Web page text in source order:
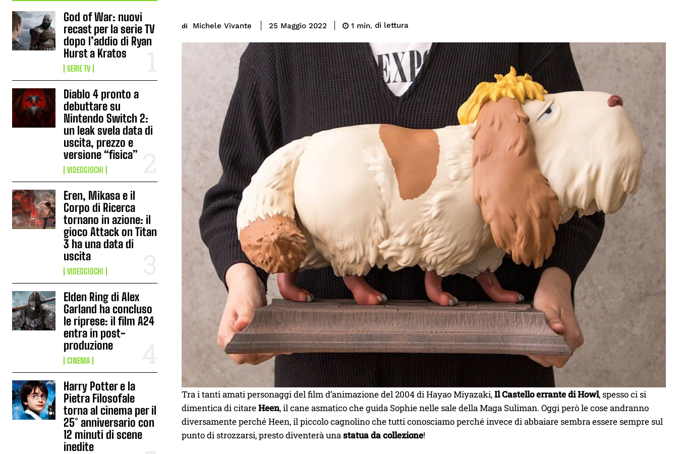
God of War: nuovi
recast per la serie TV
dopo l’addio di Ryan
Hurst a Kratos
SERIE TV
Diablo 4 pronto a
debuttare su
Nintendo Switch 2:
un leak svela data di
uscita, prezzo e
versione “fisica”
VIDEOGIOCHI
Eren, Mikasa e il
Corpo di Ricerca
tornano in azione: il
gioco Attack on Titan
3 ha una data di
uscita
VIDEOGIOCHI
Elden Ring di Alex
Garland ha concluso
le riprese: il film A24
entra in post-
produzione
CINEMA
Harry Potter e la
Pietra Filosofale
torna al cinema per il
25° anniversario con
12 minuti di scene
inedite
di Michele Vivante 25 Maggio 2022 1 min. di lettura
Tra i tanti amati personaggi del film d’animazione del 2004 di Hayao Miyazaki,Il Castello errante di Howl, spesso ci si
dimentica di citareHeen, il cane asmatico che guida Sophie nelle sale della Maga Suliman. Oggi però le cose andranno
diversamente perché Heen, il piccolo cagnolino che tutti conosciamo perché invece di abbaiare sembra essere sempre sul
punto di strozzarsi, presto diventerà una statua da collezione!